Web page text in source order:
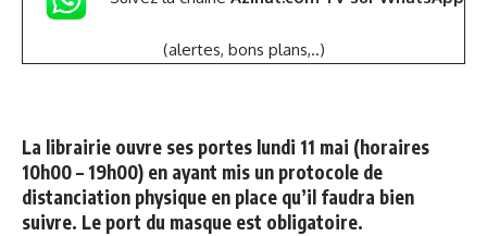
(alertes, bons plans,..)
La librairie ouvre ses portes lundi 11 mai (horaires
10h00 – 19h00) en ayant mis un protocole de
distanciation physique en place qu’il faudra bien
suivre. Le port du masque est obligatoire.